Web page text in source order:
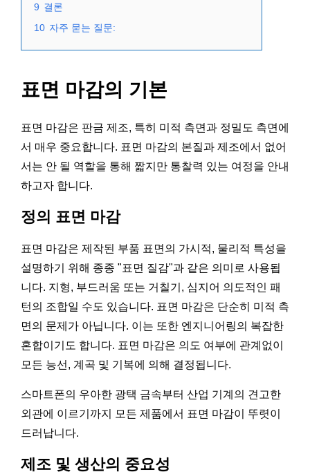
9 결론
10 자주 묻는 질문:
표면 마감의 기본
표면 마감은 판금 제조, 특히 미적 측면과 정밀도 측면에
서 매우 중요합니다. 표면 마감의 본질과 제조에서 없어
서는 안 될 역할을 통해 짧지만 통찰력 있는 여정을 안내
하고자 합니다.
정의 표면 마감
표면 마감은 제작된 부품 표면의 가시적, 물리적 특성을
설명하기 위해 종종 "표면 질감"과 같은 의미로 사용됩
니다. 지형, 부드러움 또는 거칠기, 심지어 의도적인 패
턴의 조합일 수도 있습니다. 표면 마감은 단순히 미적 측
면의 문제가 아닙니다. 이는 또한 엔지니어링의 복잡한
혼합이기도 합니다. 표면 마감은 의도 여부에 관계없이
모든 능선, 계곡 및 기복에 의해 결정됩니다.
스마트폰의 우아한 광택 금속부터 산업 기계의 견고한
외관에 이르기까지 모든 제품에서 표면 마감이 뚜렷이
드러납니다.
제조 및 생산의 중요성